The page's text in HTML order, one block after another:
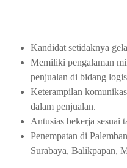
Kandidat setidaknya
Memiliki pengalaman
penjualan di bidang
Keterampilan
dalam penjualan.
Antusias bekerja sesuai
Penempatan di
Surabaya, Balikpapan,